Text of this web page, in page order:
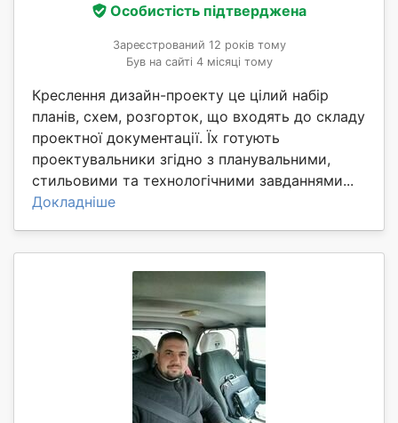
Особистість підтверджена
Зареєстрований 12 років тому
Був на сайті 4 місяці тому
Креслення дизайн-проекту це цілий набір
планів, схем, розгорток, що входять до складу
проектної документації. Їх готують
проектувальники згідно з планувальними,
стильовими та технологічними завданнями...
Докладніше